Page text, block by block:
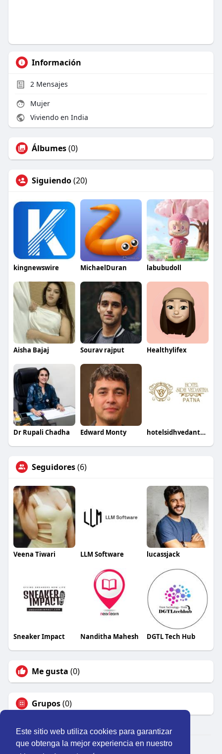
Este sitio web utiliza cookies para garantizar
que obtenga la mejor experiencia en nuestro
Información
2Mensajes
Mujer
Viviendo en India
Álbumes(0)
Siguiendo(20)
kingnewswire MichaelDuran labubudoll
Aisha Bajaj Sourav rajput Healthylifex
Dr Rupali Chadha Edward Monty hotelsidhvedantha
Seguidores(6)
Veena Tiwari LLM Software lucassjack
Sneaker Impact Nanditha Mahesh DGTL Tech Hub
Me gusta (0)
Grupos(0)
© 2026 Perú Activo